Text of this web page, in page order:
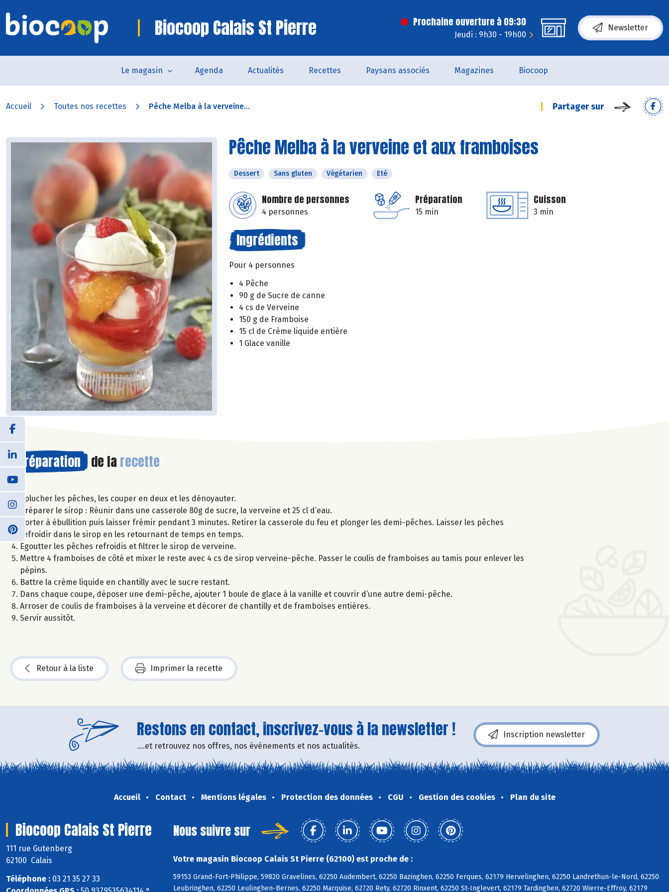
Biocoop Calais St Pierre Prochaine ouverture à 09:30
Jeudi : 9h30 - 19h00
Newsletter
Le magasin Agenda Actualités Recettes Paysans associés Magazines Biocoop
Accueil Toutes nos recettes Pêche Melba à la verveine... Partager sur
Pêche Melba à la verveine et aux framboises
Dessert Sans gluten Végétarien Eté
Nombre de personnes
4 personnes
Préparation
15 min
Cuisson
3 min
Ingrédients
Pour 4 personnes
4 Pêche
90 g de Sucre de canne
4 cs de Verveine
150 g de Framboise
15 cl de Crème liquide entière
1 Glace vanille
Préparation de la recette
Eplucher les pêches, les couper en deux et les dénoyauter.
Préparer le sirop : Réunir dans une casserole 80g de sucre, la verveine et 25 cl d’eau.
Porter à ébullition puis laisser frémir pendant 3 minutes. Retirer la casserole du feu et plonger les demi-pêches. Laisser les pêches
refroidir dans le sirop en les retournant de temps en temps.
Egoutter les pêches refroidis et filtrer le sirop de verveine.
Mettre 4 framboises de côté et mixer le reste avec 4 cs de sirop verveine-pêche. Passer le coulis de framboises au tamis pour enlever les
pépins.
Battre la crème liquide en chantilly avec le sucre restant.
Dans chaque coupe, déposer une demi-pêche, ajouter 1 boule de glace à la vanille et couvrir d’une autre demi-pêche.
Arroser de coulis de framboises à la verveine et décorer de chantilly et de framboises entières.
Servir aussitôt.
Retour à la liste Imprimer la recette
Restons en contact, inscrivez-vous à la newsletter !
....et retrouvez nos offres, nos événements et nos actualités.
Inscription newsletter
Accueil Contact Mentions légales Protection des données CGU Gestion des cookies Plan du site
Biocoop Calais St Pierre
111 rue Gutenberg
62100 Calais
Téléphone : 03 21 35 27 33
Nous suivre sur
Votre magasin Biocoop Calais St Pierre (62100) est proche de :
59153 Grand-Fort-Philippe, 59820 Gravelines, 62250 Audembert, 62250 Bazinghen, 62250 Ferques, 62179 Hervelinghen, 62250 Landrethun-le-Nord, 62250
Leubringhen, 62250 Leulinghen-Bernes, 62250 Marquise, 62720 Rety, 62720 Rinxent, 62250 St-Inglevert, 62179 Tardinghen, 62720 Wierre-Effroy, 62179